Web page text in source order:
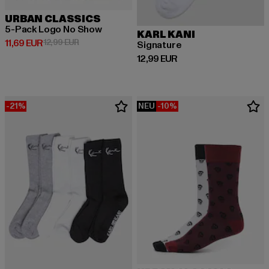
URBAN CLASSICS
5-Pack Logo No Show
11,69 EUR
Derzeitiger Preis: 11,69 EUR
12,99 EURAktionspreis: 12,99 EUR
KARL KANI
Signature
12,99 EUR
Derzeitiger Preis: 12,99 EUR
-21% NEU -10%